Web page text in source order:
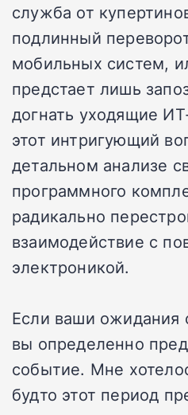
служба от
подлинный
мобильных систем,
предстает лишь
догнать уходящие
этот интригующий
детальном анализе
программного
радикально
взаимодействие с
электроникой.
Если ваши
вы определенно
событие. Мне
будто этот период